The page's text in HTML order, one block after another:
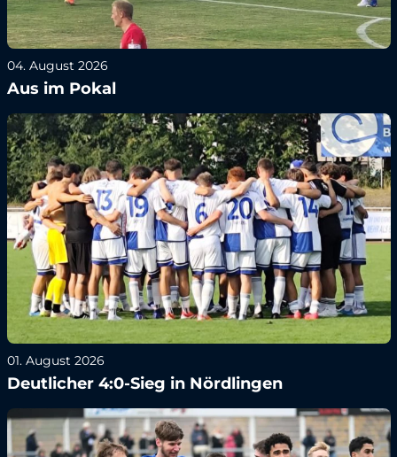
04. August 2026
Aus im Pokal
01. August 2026
Deutlicher 4:0-Sieg in Nördlingen